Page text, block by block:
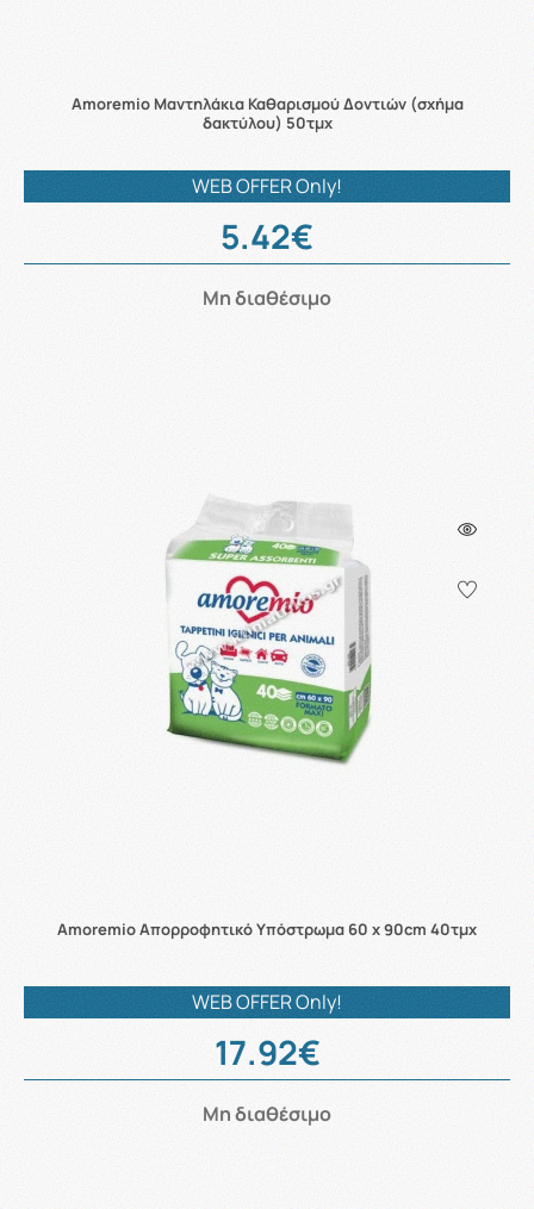
Αmoremio Μαντηλάκια Καθαρισμού Δοντιών (σχήμα
δακτύλου) 50τμχ
WEB OFFER Only!
5.42€
Μη διαθέσιμο
Amoremio Απορροφητικό Yπόστρωμα 60 x 90cm 40τμχ
WEB OFFER Only!
17.92€
Μη διαθέσιμο